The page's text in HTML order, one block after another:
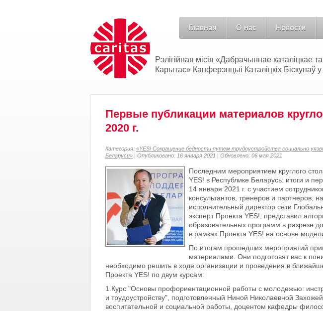
Главная О нас Новости
Рэлігійная місія «Дабрачыннае каталіцкае
Карытас» Канферэнцыі Каталіцкіх Біскупаў у
Первые публикации материалов
2020 г.
Категория: «YES! Сокращение бедности путем трудоустройства социально
Беларуси» | Опубликовано: 16 января 2021 | Обновлено: 06 мая 2021
Последним мероприятием круглого
YES! в Республике Беларусь: итоги и
14 января 2021 г. с участием
консультантов, тренеров и партнеров,
исполнительный директор сети
эксперт Проекта YES!, представил
образовательных программ в разрезе
в рамках Проекта YES! на основе
По итогам прошедших мероприятий
материалами. Они подготовят вас к
необходимо решить в ходе организации и проведения в
Проекта YES! по двум курсам:
1.Курс "Основы профориентационной работы с молодежью:
и трудоустройству", подготовленный Ниной Николаевной
воспитательной и социальной работы, доцентом кафедры